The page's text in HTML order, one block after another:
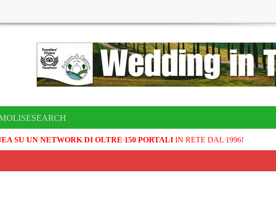
SU UN NETWORK DI OLTRE 150 PORTALIIN RETE DAL 1996!